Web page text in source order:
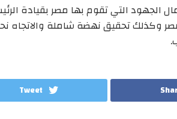
الجهود التي تقوم بها مصر بقيادة
وكذلك تحقيق نهضة شاملة والاتجاه
Tweet